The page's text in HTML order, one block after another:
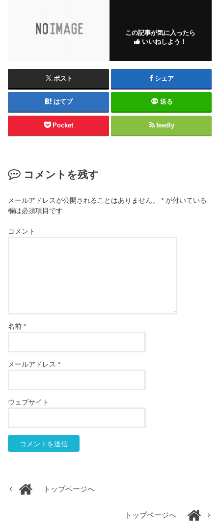
この記事が気に入ったら
いいねしよう！
ポスト シェア
はてブ 送る
Pocket feedly
コメントを残す
メールアドレスが公開されることはありません。 * が付いている
欄は必須項目です
コメント
名前*
メールアドレス*
ウェブサイト
トップページへ
トップページへ